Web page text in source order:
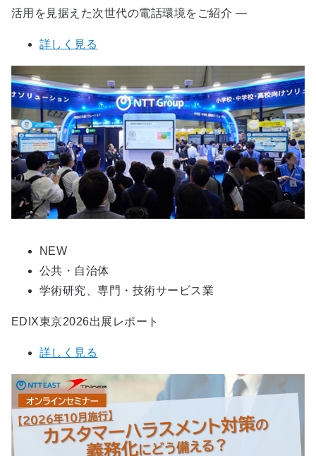
活用を見据えた次世代の電話環境をご紹介 ―
詳しく見る
NEW
公共・自治体
学術研究、専門・技術サービス業
EDIX東京2026出展レポート
詳しく見る